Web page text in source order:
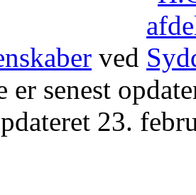
ved
er senest
23.